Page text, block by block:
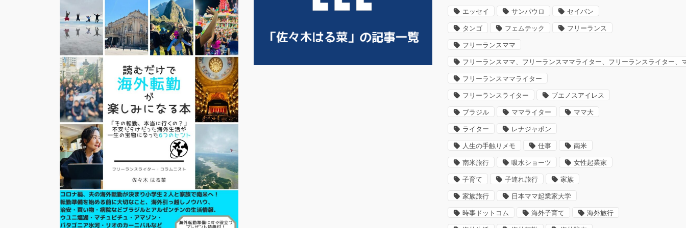
エッセイ サンパウロ セイバン
タンゴ フェムテック フリーランス
フリーランスママ
フリーランスママ、フリーランスママライター、フリーランスライター、
フリーランスママライター
フリーランスライター ブエノスアイレス
ブラジル ママライター ママ大
ライター レナジャポン
人生の手触りメモ 仕事 南米
南米旅行 吸水ショーツ 女性起業家
子育て 子連れ旅行 家族
家族旅行 日本ママ起業家大学
時事ドットコム 海外子育て 海外旅行